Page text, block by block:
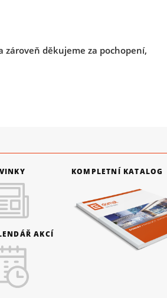
zároveň děkujeme za pochopení,
AKCÍ
KOMPLETNÍ KATALOG